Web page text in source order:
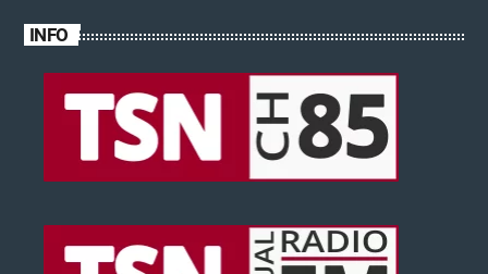
INFO